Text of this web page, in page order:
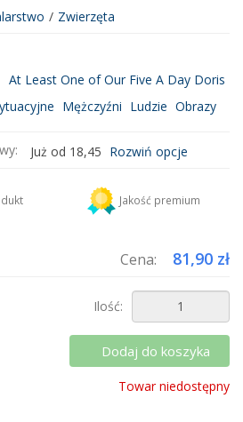
/ Zwierzęta
At Least One of Our Five A Day Doris
Mężczyźni Ludzie Obrazy
Już od 18,45 Rozwiń opcje
i zapłać za wysyłkę tylko raz!
Jakość premium
Cena: 81,90 zł
Dodaj do koszyka
Ilość:
Towar niedostępny